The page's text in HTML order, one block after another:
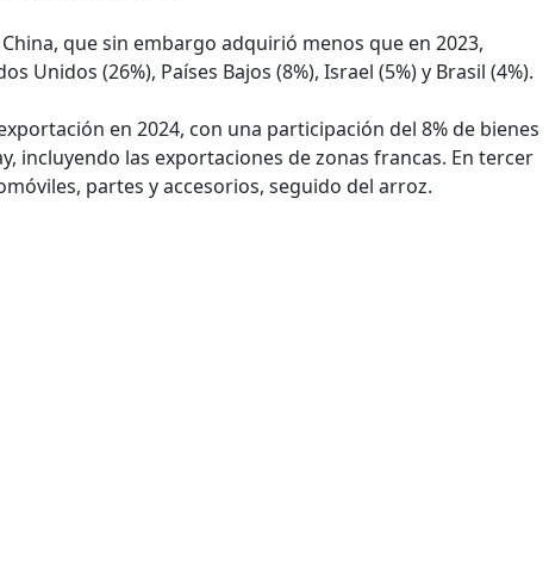
que sin embargo adquirió menos que en 2023,
Unidos (26%), Países Bajos (8%), Israel (5%) y Brasil (4%).
en 2024, con una participación del 8% de bienes
incluyendo las exportaciones de zonas francas. En tercer
partes y accesorios, seguido del arroz.